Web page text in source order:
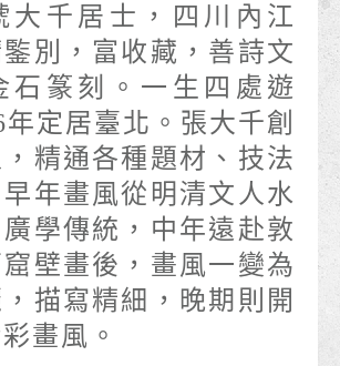
大千居士，四川內江
別，富收藏，善詩文
石篆刻。一生四處遊
年定居臺北。張大千創
精通各種題材、技法
年畫風從明清文人水
學傳統，中年遠赴敦
壁畫後，畫風一變為
描寫精細，晚期則開
畫風。